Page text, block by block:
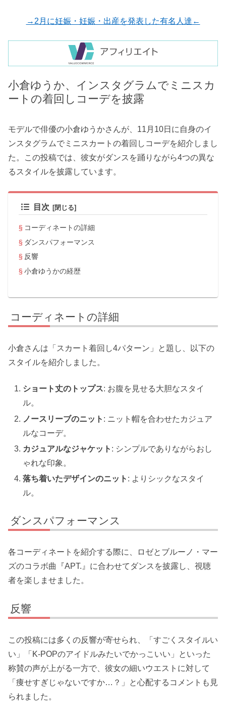
→2月に妊娠・妊娠・出産を発表した有名人達←
小倉ゆうか、インスタグラムでミニスカ
ートの着回しコーデを披露
モデルで俳優の小倉ゆうかさんが、11月10日に自身のイ
ンスタグラムでミニスカートの着回しコーデを紹介しまし
た。この投稿では、彼女がダンスを踊りながら4つの異な
るスタイルを披露しています。
目次
コーディネートの詳細
ダンスパフォーマンス
反響
小倉ゆうかの経歴
コーディネートの詳細
小倉さんは「スカート着回し4パターン」と題し、以下の
スタイルを紹介しました。
ショート丈のトップス: お腹を見せる大胆なスタイ
ル。
ノースリーブのニット : ニット帽を合わせたカジュア
ルなコーデ。
カジュアルなジャケット : シンプルでありながらおし
ゃれな印象。
落ち着いたデザインのニット : よりシックなスタイ
ル。
ダンスパフォーマンス
各コーディネートを紹介する際に、ロゼとブルーノ・マー
ズのコラボ曲『APT.』に合わせてダンスを披露し、視聴
者を楽しませました。
反響
この投稿には多くの反響が寄せられ、「すごくスタイルい
い」「K-POPのアイドルみたいでかっこいい」といった
称賛の声が上がる一方で、彼女の細いウエストに対して
「痩せすぎじゃないですか…？」と心配するコメントも見
られました。